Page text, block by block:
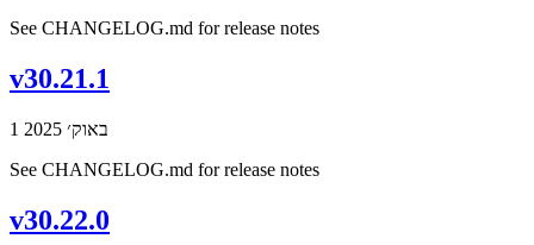
See CHANGELOG.md for release notes
v30.21.1
1 באוק׳ 2025
See CHANGELOG.md for release notes
v30.22.0